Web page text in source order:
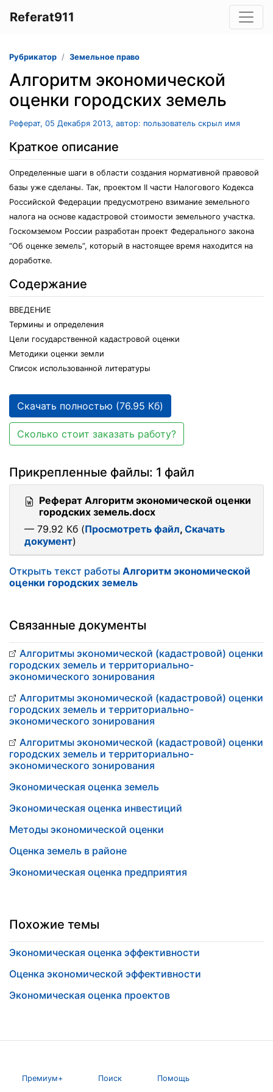
Referat911
Рубрикатор Земельное право
Алгоритм экономической
оценки городских земель
Реферат, 05 Декабря 2013, автор: пользователь скрыл имя
Краткое описание
Определенные шаги в области создания нормативной правовой
базы уже сделаны. Так, проектом II части Налогового Кодекса
Российской Федерации предусмотрено взимание земельного
налога на основе кадастровой стоимости земельного участка.
Госкомземом России разработан проект Федерального закона
“Об оценке земель”, который в настоящее время находится на
доработке.
Содержание
ВВЕДЕНИЕ
Термины и определения
Цели государственной кадастровой оценки
Методики оценки земли
Список использованной литературы
Скачать полностью (76.95 Кб)
Сколько стоит заказать работу?
Прикрепленные файлы: 1 файл
Реферат Алгоритм экономической оценки
городских земель.docx
— 79.92 Кб (Просмотреть файл, Скачать
документ)
Открыть текст работы Алгоритм экономической
оценки городских земель
Связанные документы
Алгоритмы экономической (кадастровой) оценки
городских земель и территориально-
экономического зонирования
Алгоритмы экономической (кадастровой) оценки
городских земель и территориально-
экономического зонирования
Алгоритмы экономической (кадастровой) оценки
городских земель и территориально-
экономического зонирования
Экономическая оценка земель
Экономическая оценка инвестиций
Методы экономической оценки
Оценка земель в районе
Экономическая оценка предприятия
Похожие темы
Экономическая оценка эффективности
Оценка экономической эффективности
Экономическая оценка проектов
Премиум+ Поиск Помощь